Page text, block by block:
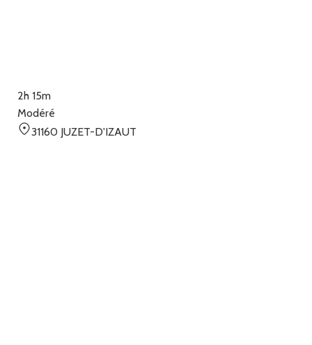
2h 15m
Modéré
31160 JUZET-D'IZAUT